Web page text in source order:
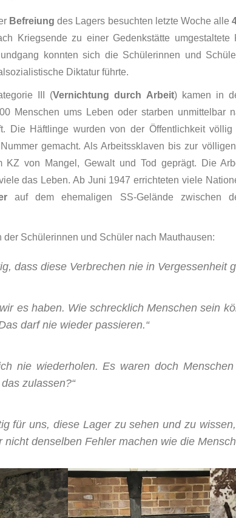
Befreiungdes Lagers besuchten letzte Woche alle
Kriegsende zu einer Gedenkstätte umgestaltete
konnten sich die Schülerinnen und
Diktatur führte.
III (Vernichtung durch Arbeit) kamen in
Menschen ums Leben oder starben unmittelbar
Die Häftlinge wurden von der Öffentlichkeit
gemacht. Als Arbeitssklaven bis zur
KZ von Mangel, Gewalt und Tod geprägt. Die
das Leben. Ab Juni 1947 errichteten viele
auf dem ehemaligen SS-Gelände zwischen
der Schülerinnen und Schüler nach Mauthausen:
dass diese Verbrechen nie in Vergessenheit
es haben. Wie schrecklich Menschen sein
darf nie wieder passieren.“
nie wiederholen. Es waren doch
zulassen?“
für uns, diese Lager zu sehen und zu
nicht denselben Fehler machen wie die